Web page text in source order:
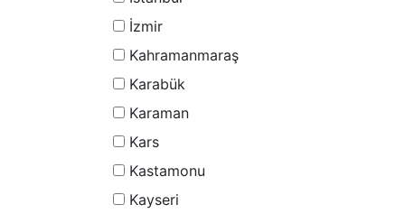
İzmir
Kahramanmaraş
Karabük
Karaman
Kars
Kastamonu
Kayseri